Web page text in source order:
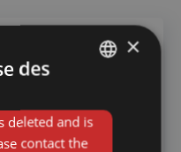
DUTCH
×
des
deleted and is
contact the